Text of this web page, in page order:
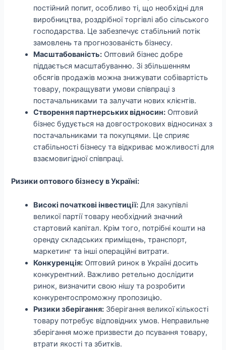
постійний попит, особливо ті, що необхідні для
виробництва, роздрібної торгівлі або сільського
господарства. Це забезпечує стабільний потік
замовлень та прогнозованість бізнесу.
Масштабованість: Оптовий бізнес добре
піддається масштабуванню. Зі збільшенням
обсягів продажів можна знижувати собівартість
товару, покращувати умови співпраці з
постачальниками та залучати нових клієнтів.
Створення партнерських відносин: Оптовий
бізнес будується на довгострокових відносинах з
постачальниками та покупцями. Це сприяє
стабільності бізнесу та відкриває можливості для
взаємовигідної співпраці.
Ризики оптового бізнесу в Україні:
Високі початкові інвестиції: Для закупівлі
великої партії товару необхідний значний
стартовий капітал. Крім того, потрібні кошти на
оренду складських приміщень, транспорт,
маркетинг та інші операційні витрати.
Конкуренція: Оптовий ринок в Україні досить
конкурентний. Важливо ретельно дослідити
ринок, визначити свою нішу та розробити
конкурентоспроможну пропозицію.
Ризики зберігання: Зберігання великої кількості
товару потребує відповідних умов. Неправильне
зберігання може призвести до псування товару,
втрати якості та збитків.